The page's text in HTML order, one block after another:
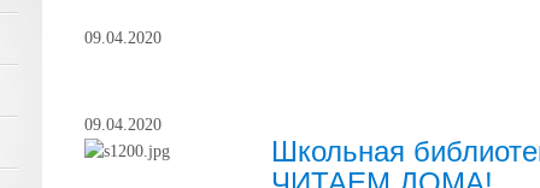
09.04.2020
09.04.2020
Школьная